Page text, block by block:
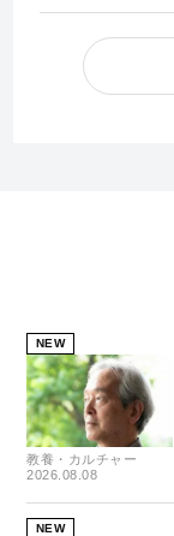
NEW
教養・カルチャー
2026.08.08
NEW